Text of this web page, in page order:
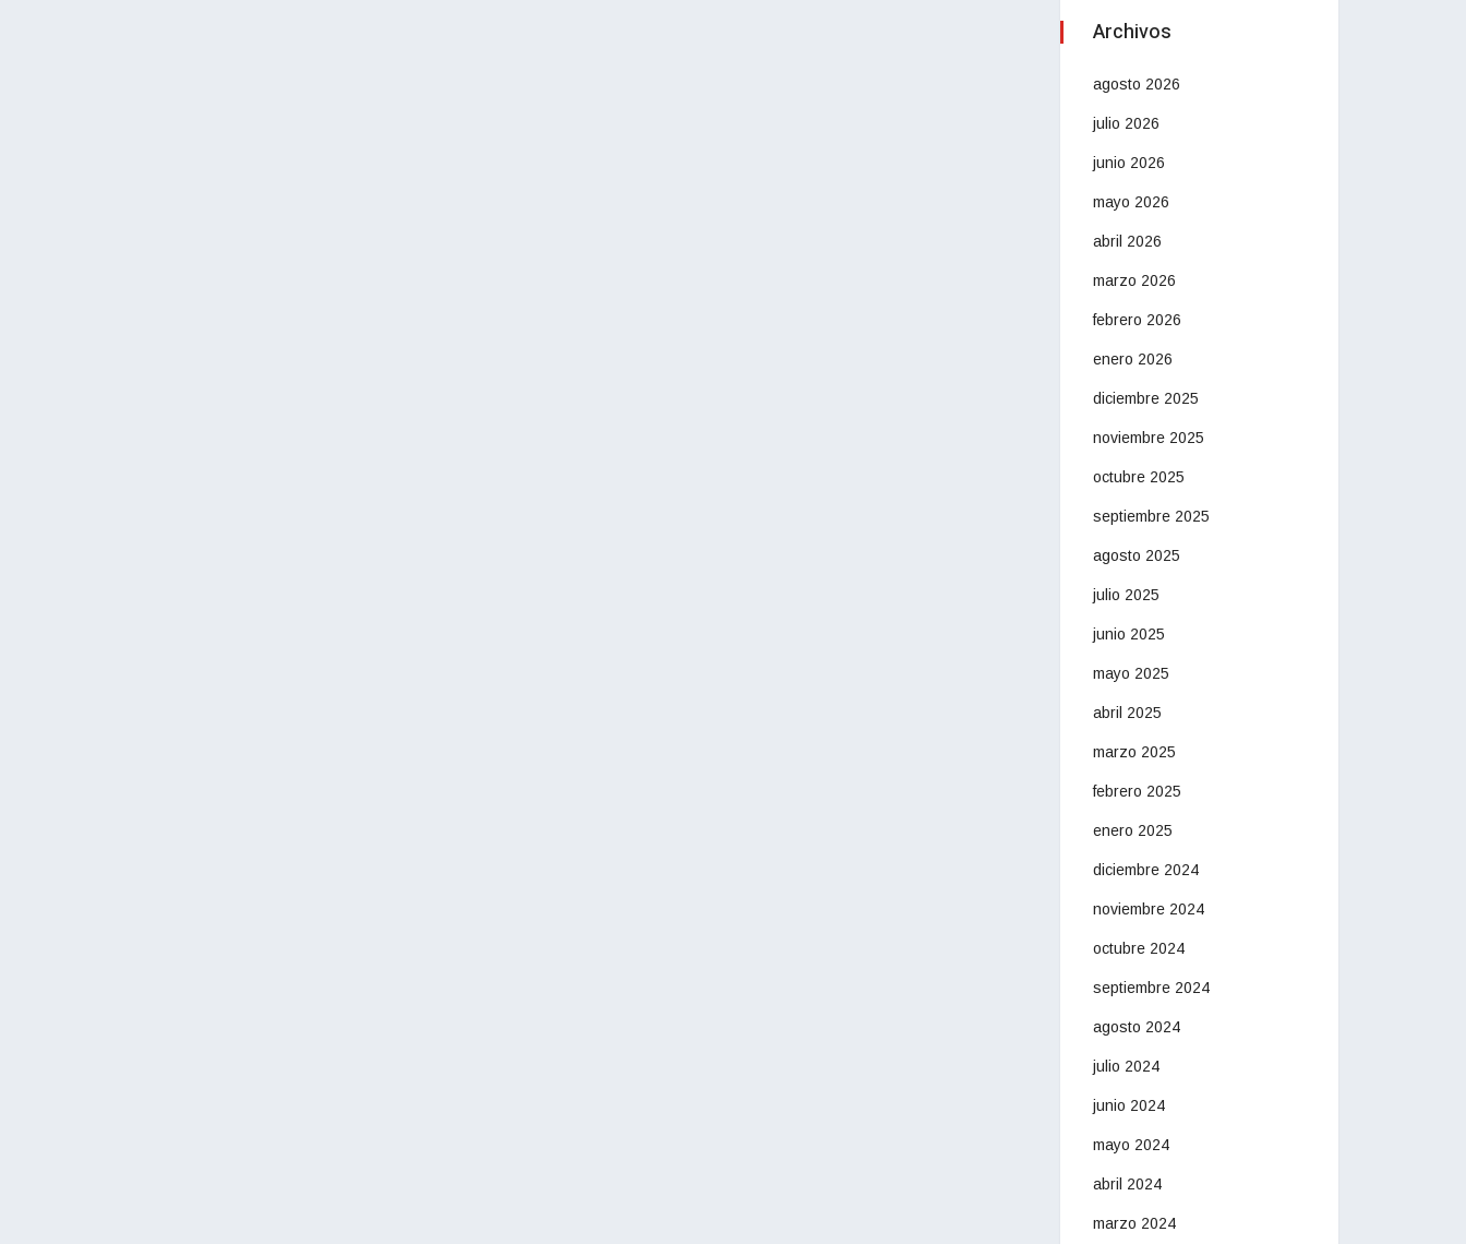
Archivos
agosto 2026
julio 2026
junio 2026
mayo 2026
abril 2026
marzo 2026
febrero 2026
enero 2026
diciembre 2025
noviembre 2025
octubre 2025
septiembre 2025
agosto 2025
julio 2025
junio 2025
mayo 2025
abril 2025
marzo 2025
febrero 2025
enero 2025
diciembre 2024
noviembre 2024
octubre 2024
septiembre 2024
agosto 2024
julio 2024
junio 2024
mayo 2024
abril 2024
marzo 2024